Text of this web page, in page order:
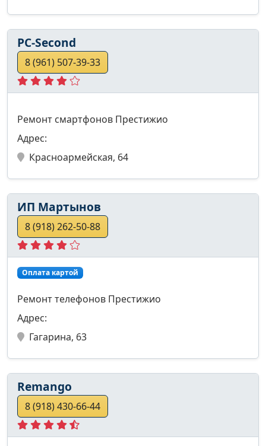
PC-Second
8 (961) 507-39-33
Ремонт смартфонов Престижио
Адрес:
Красноармейская, 64
ИП Мартынов
8 (918) 262-50-88
Оплата картой
Ремонт телефонов Престижио
Адрес:
Гагарина, 63
Remango
8 (918) 430-66-44